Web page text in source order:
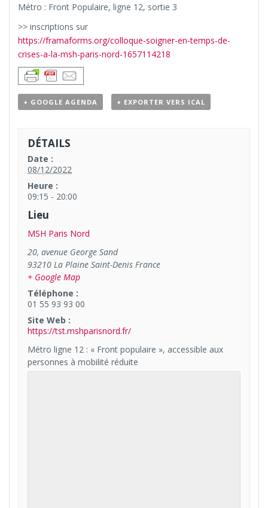
Métro : Front Populaire, ligne 12, sortie 3
>> inscriptions sur
https://framaforms.org/colloque-soigner-en-temps-de-
crises-a-la-msh-paris-nord-1657114218
+ GOOGLE AGENDA + EXPORTER VERS ICAL
DÉTAILS
Date :
08/12/2022
Heure :
09:15 - 20:00
Lieu
MSH Paris Nord
20, avenue George Sand
93210 La Plaine Saint-Denis France
+ Google Map
Téléphone :
01 55 93 93 00
Site Web :
https://tst.mshparisnord.fr/
Métro ligne 12 : « Front populaire », accessible aux
personnes à mobilité réduite